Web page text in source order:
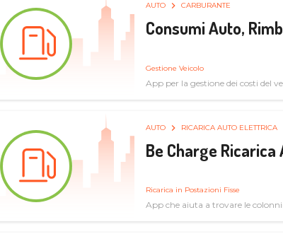
AUTO CARBURANTE
Consumi Auto,
Gestione Veicolo
App per la gestione dei costi del
AUTO RICARICA AUTO ELETTRICA
Be Charge
Ricarica in Postazioni Fisse
App che aiuta a trovare le